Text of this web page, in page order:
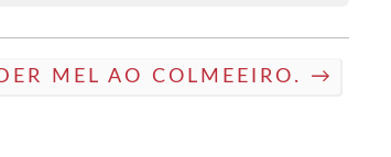
MEL AO COLMEEIRO. →